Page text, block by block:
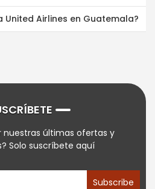
Airlines en Guatemala?
nuestras últimas ofertas y
Solo suscríbete aquí
Subscribe